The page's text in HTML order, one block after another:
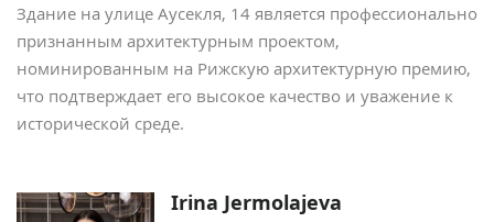
Здание на улице Аусекля, 14 является профессионально
признанным архитектурным проектом,
номинированным на Рижскую архитектурную премию,
что подтверждает его высокое качество и уважение к
исторической среде.
Irina Jermolajeva